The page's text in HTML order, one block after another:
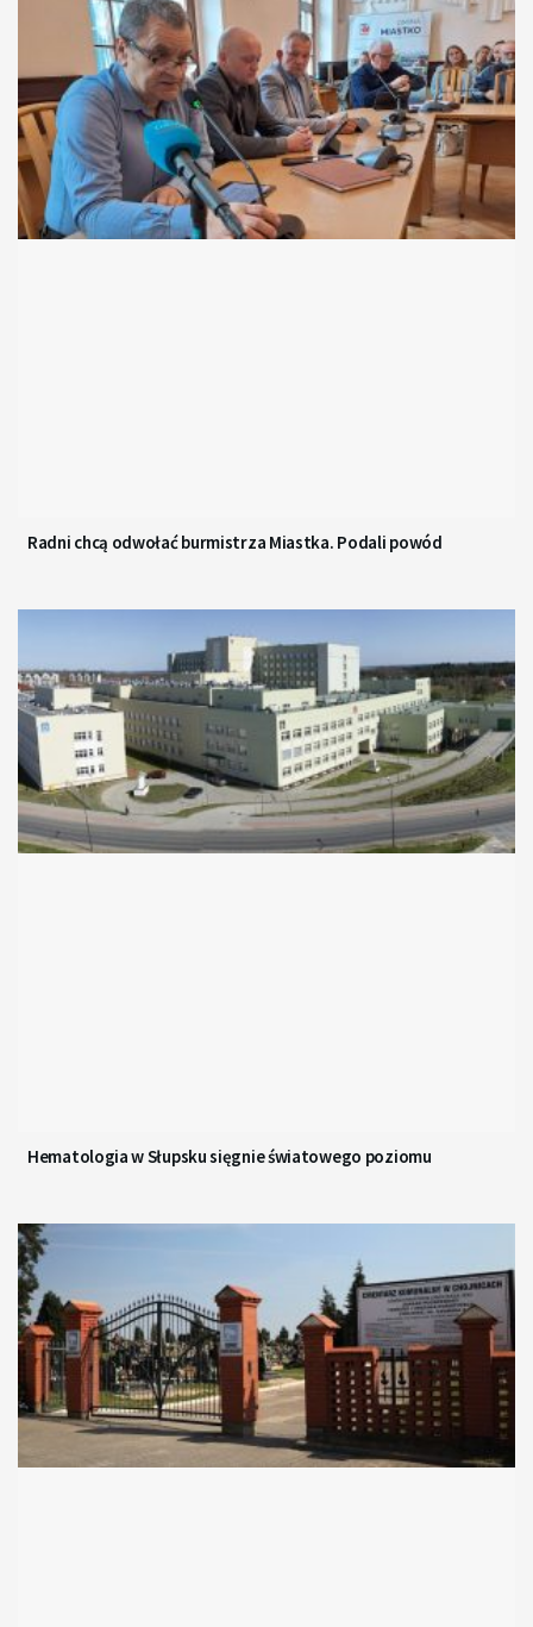
Radni chcą odwołać burmistrza Miastka. Podali powód
Hematologia w Słupsku sięgnie światowego poziomu